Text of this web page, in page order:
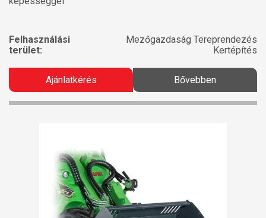
Felhasználási
terület:
Mezőgazdaság Tereprendezés
Kertépítés
Ajánlatkérés Bővebben